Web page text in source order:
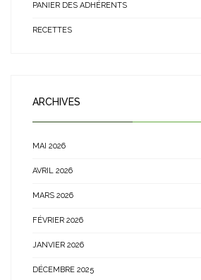
PANIER DES ADHÉRENTS
RECETTES
ARCHIVES
MAI 2026
AVRIL 2026
MARS 2026
FÉVRIER 2026
JANVIER 2026
DÉCEMBRE 2025